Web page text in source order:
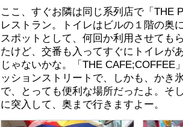
ここ、すぐお隣は同じ系列店で「THE
レストラン。トイレはビルの１階の奥
スポットとして、何回か利用させても
たけど、交番も入ってすぐにトイレが
じゃないかな。「THE CAFE;COFFEE
ッションストリートで、しかも、かき
で、とっても便利な場所だったよ。そ
に突入して、奥まで行きますよー。